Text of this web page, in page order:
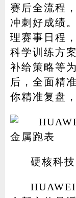
赛后全流程
冲刺好成绩
理赛事日程
科学训练方
补给策略等
后，全面精
你精准复盘
硬核科